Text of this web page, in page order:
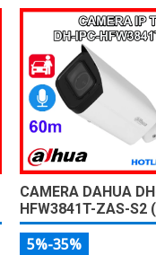
đèn chớp tại chỗ, tích
quay xoay 360 độ ấn
nước IP 66
CAMERA DAHUA
HFW3841T-ZAS-S2
5%-35%